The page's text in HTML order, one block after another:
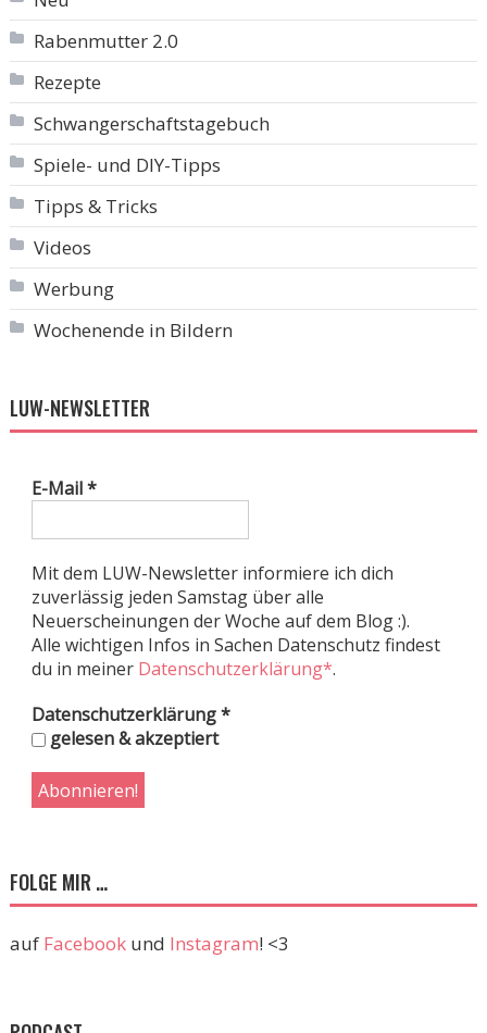
Rabenmutter 2.0
Rezepte
Schwangerschaftstagebuch
Spiele- und DIY-Tipps
Tipps & Tricks
Videos
Werbung
Wochenende in Bildern
LUW-NEWSLETTER
E-Mail*
Mit dem LUW-Newsletter informiere ich dich
zuverlässig jeden Samstag über alle
Neuerscheinungen der Woche auf dem Blog :).
Alle wichtigen Infos in Sachen Datenschutz findest
du in meiner Datenschutzerklärung*.
Datenschutzerklärung*
gelesen & akzeptiert
FOLGE MIR …
auf Facebookund Instagram! <3